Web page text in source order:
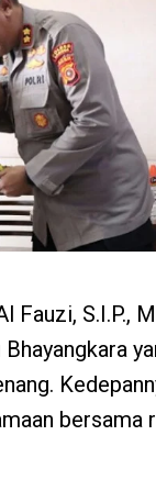
S.I.P.,
bersama